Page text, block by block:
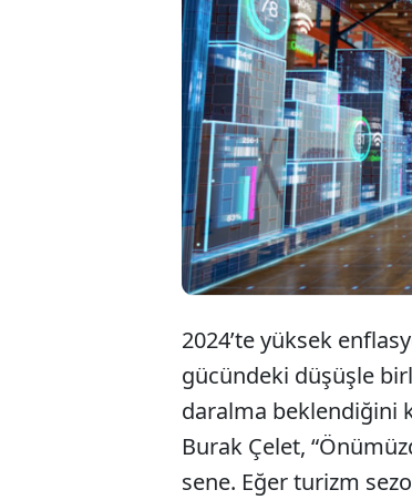
2024’te yüksek
gücündeki düşüşle
daralma beklendiğini
Burak Çelet,
sene. Eğer turizm